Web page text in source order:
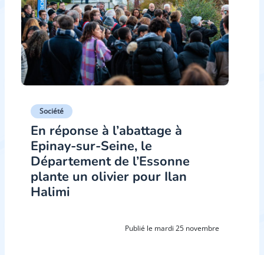
Société
En réponse à l’abattage à
Epinay-sur-Seine, le
Département de l’Essonne
plante un olivier pour Ilan
Halimi
Publié le mardi 25 novembre